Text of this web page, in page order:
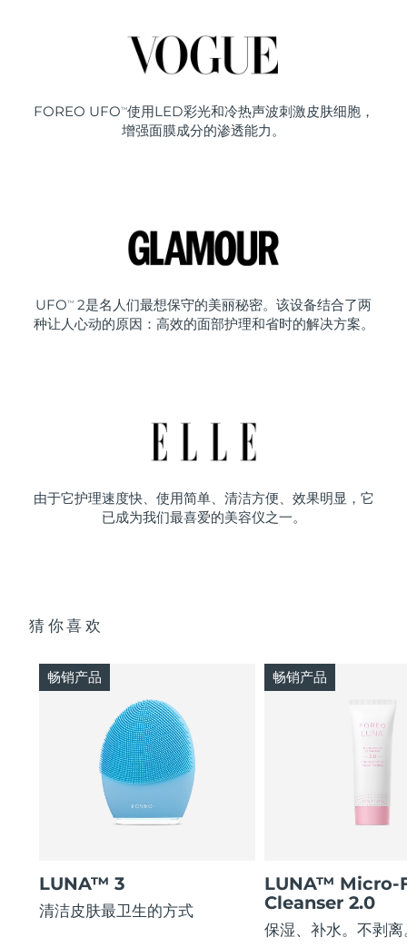
FOREO UFO TM使用LED彩光和冷热声波刺激皮肤细胞，
增强面膜成分的渗透能力。
UFO TM
2是名人们最想保守的美丽秘密。该设备结合了两
种让人心动的原因：高效的面部护理和省时的解决方案。
由于它护理速度快、使用简单、清洁方便、效果明显，它
已成为我们最喜爱的美容仪之一。
猜你喜欢
LUNA™ 3
清洁皮肤最卫生的方式
畅销产品
LUNA™ Micro-
Cleanser 2.0
保湿、补水。不剥离
畅销产品